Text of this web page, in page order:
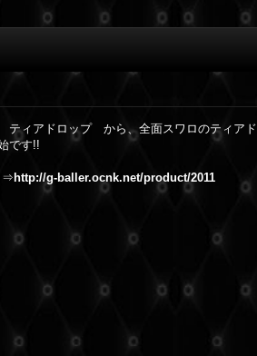
ティアドロップ から、全面スワロのティアド
です!!
⇒ http://g-baller.ocnk.net/product/2011